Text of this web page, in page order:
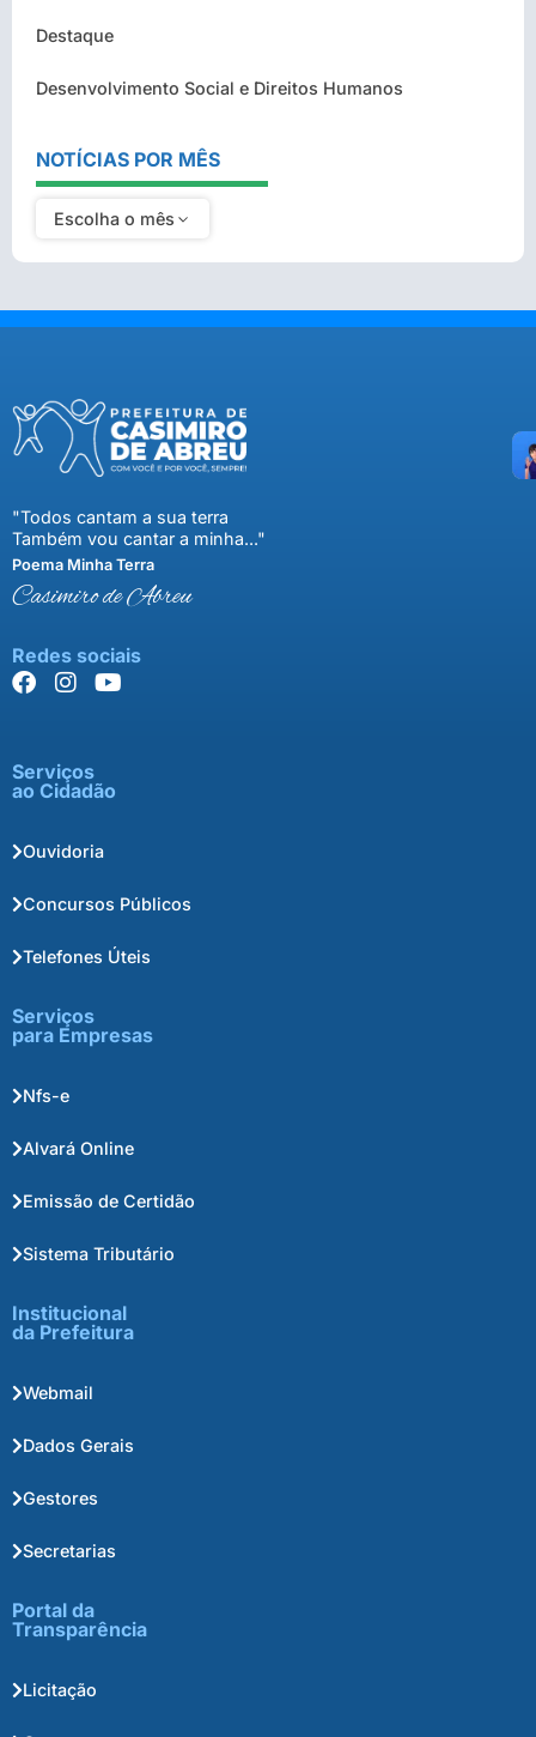
Destaque
Desenvolvimento Social e Direitos Humanos
NOTÍCIAS POR MÊS
Escolha o mês
"Todos cantam a sua terra
Também vou cantar a minha..."
Poema Minha Terra
Casimiro de Abreu
Redes sociais
Serviços
ao Cidadão
Ouvidoria
Concursos Públicos
Telefones Úteis
Serviços
para Empresas
Nfs-e
Alvará Online
Emissão de Certidão
Sistema Tributário
Institucional
da Prefeitura
Webmail
Dados Gerais
Gestores
Secretarias
Portal da
Transparência
Licitação